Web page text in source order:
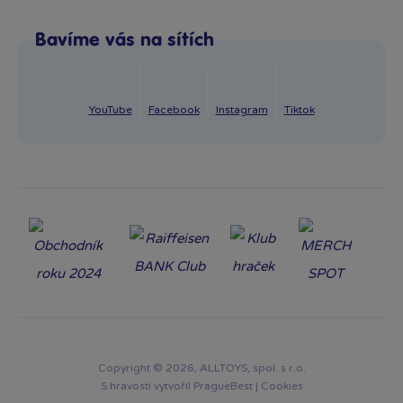
info@bambule.cz
Napsat zprávu
Bavíme vás na sítích
YouTube Facebook Instagram Tiktok
Copyright © 2026, ALLTOYS, spol. s r.o.
S hravostí vytvořil PragueBest| Cookies